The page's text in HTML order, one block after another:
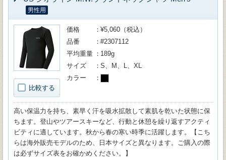
男性用
比較する
価格
¥5,060（税込）
品番
#2307112
平均重量
189g
サイズ
S、M、L、XL
カラー
高い保温力を持ち、素早く汗を吸水拡散して素肌を乾いた状態に保
ちます。登山やツアースキーなど、行動と休憩を繰り返すアクティ
ビティに適しています。秋から春の寒い時季に活躍します。【こち
らは海外販売モデルのため、日本サイズと異なります。ご購入の際
は必ずサイズ表をお確かめください。】